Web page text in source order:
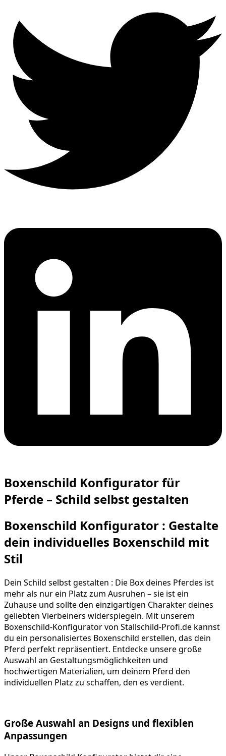
Boxenschild Konfigurator für
Pferde – Schild selbst gestalten
Boxenschild Konfigurator : Gestalte
dein individuelles Boxenschild mit
Stil
Dein Schild selbst gestalten : Die Box deines Pferdes ist
mehr als nur ein Platz zum Ausruhen – sie ist ein
Zuhause und sollte den einzigartigen Charakter deines
geliebten Vierbeiners widerspiegeln. Mit unserem
Boxenschild-Konfigurator von Stallschild-Profi.de kannst
du ein personalisiertes Boxenschild erstellen, das dein
Pferd perfekt repräsentiert. Entdecke unsere große
Auswahl an Gestaltungsmöglichkeiten und
hochwertigen Materialien, um deinem Pferd den
individuellen Platz zu schaffen, den es verdient.
Große Auswahl an Designs und flexiblen
Anpassungen